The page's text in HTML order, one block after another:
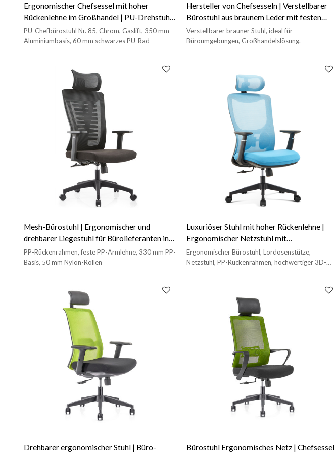
Ergonomischer Chefsessel mit hoher
Rückenlehne im Großhandel | PU-Drehstuhl
für Bürolieferanten (YF-A316)
PU-Chefbürostuhl Nr. 85, Chrom, Gaslift, 350 mm
Aluminiumbasis, 60 mm schwarzes PU-Rad
Hersteller von Chefsesseln | Verstellbarer
Bürostuhl aus braunem Leder mit festen
Chromarmlehnen | OEM/ODM-Großhandel
Verstellbarer brauner Stuhl, ideal für
Büroumgebungen, Großhandelslösung.
Mesh-Bürostuhl | Ergonomischer und
drehbarer Liegestuhl für Bürolieferanten in
China
PP-Rückenrahmen, feste PP-Armlehne, 330 mm PP-
Basis, 50 mm Nylon-Rollen
Luxuriöser Stuhl mit hoher Rückenlehne |
Ergonomischer Netzstuhl mit
Lordosenstütze für Bürolieferanten (YF-
A613)
Ergonomischer Bürostuhl, Lordosenstütze,
Netzstuhl, PP-Rückenrahmen, hochwertiger 3D-
Drehbarer ergonomischer Stuhl | Büro- Bürostuhl Ergonomisches Netz | Chefsessel